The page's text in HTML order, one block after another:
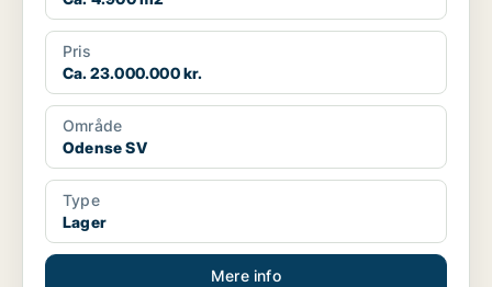
Pris
Ca. 23.000.000 kr.
Område
Odense SV
Type
Lager
Mere info